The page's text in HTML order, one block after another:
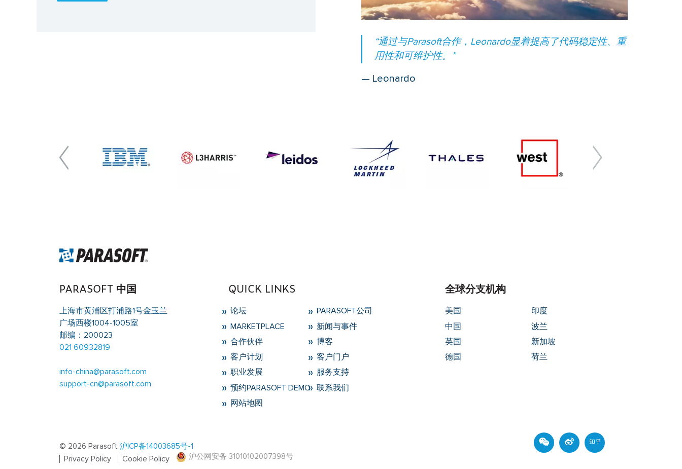
“通过与Parasoft合作，Leonardo显着提高了代码稳定性、重
用性和可维护性。”
— Leonardo
PARASOFT 中国
上海市黄浦区打浦路1号金玉兰
广场西楼1004-1005室
邮编：200023
021 60932819
info-china@parasoft.com
support-cn@parasoft.com
QUICK LINKS
论坛
PARASOFT公司
MARKETPLACE
新闻与事件
合作伙伴
博客
客户计划
客户门户
职业发展
服务支持
预约PARASOFT DEMO
联系我们
网站地图
全球分支机构
美国
印度
中国
波兰
英国
新加坡
德国
荷兰
© 2026 Parasoft 沪ICP备14003685号-1
Privacy Policy Cookie Policy 沪公网安备 31010102007398号